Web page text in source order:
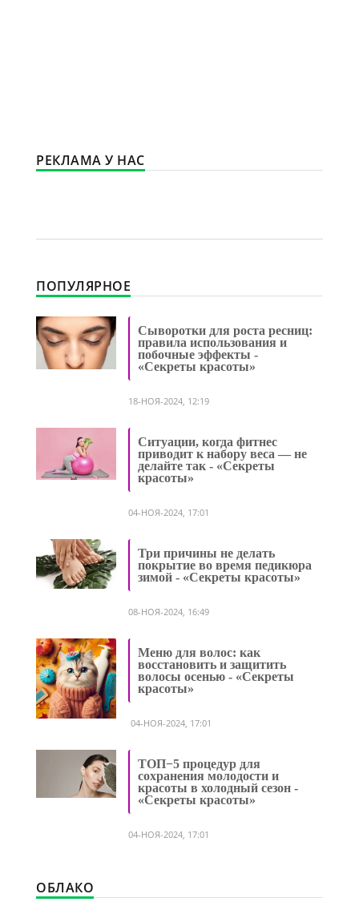
РЕКЛАМА У НАС
ПОПУЛЯРНОЕ
Сыворотки для роста ресниц:
правила использования и
побочные эффекты -
«Секреты красоты»
18-НОЯ-2024, 12:19
Ситуации, когда фитнес
приводит к набору веса — не
делайте так - «Секреты
красоты»
04-НОЯ-2024, 17:01
Три причины не делать
покрытие во время педикюра
зимой - «Секреты красоты»
08-НОЯ-2024, 16:49
Меню для волос: как
восстановить и защитить
волосы осенью - «Секреты
красоты»
04-НОЯ-2024, 17:01
ТОП−5 процедур для
сохранения молодости и
красоты в холодный сезон -
«Секреты красоты»
04-НОЯ-2024, 17:01
ОБЛАКО